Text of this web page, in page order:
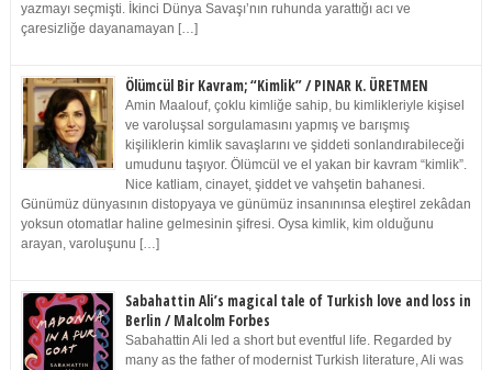
yazmayı seçmişti. İkinci Dünya Savaşı’nın ruhunda yarattığı acı ve
çaresizliğe dayanamayan […]
Ölümcül Bir Kavram; “Kimlik” / PINAR K. ÜRETMEN
Amin Maalouf, çoklu kimliğe sahip, bu kimlikleriyle kişisel
ve varoluşsal sorgulamasını yapmış ve barışmış
kişiliklerin kimlik savaşlarını ve şiddeti sonlandırabileceği
umudunu taşıyor. Ölümcül ve el yakan bir kavram “kimlik”.
Nice katliam, cinayet, şiddet ve vahşetin bahanesi.
Günümüz dünyasının distopyaya ve günümüz insanınınsa eleştirel zekâdan
yoksun otomatlar haline gelmesinin şifresi. Oysa kimlik, kim olduğunu
arayan, varoluşunu […]
Sabahattin Ali’s magical tale of Turkish love and loss in
Berlin / Malcolm Forbes
Sabahattin Ali led a short but eventful life. Regarded by
many as the father of modernist Turkish literature, Ali was